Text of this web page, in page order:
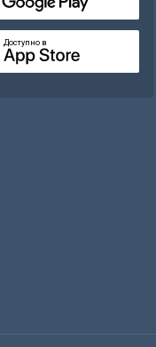
Доступно в